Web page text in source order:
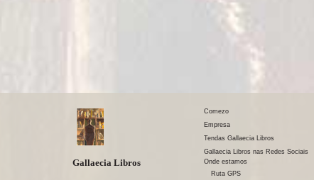
Gallaecia Libros
Comezo
Empresa
Tendas Gallaecia Libros
Gallaecia Libros nas Redes Sociais
Onde estamos
Ruta GPS